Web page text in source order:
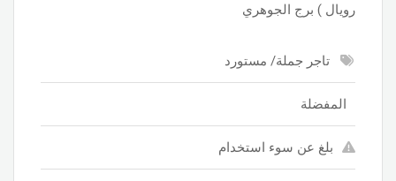
رويال ) برج الجوهري
تاجر جملة/ مستورد
المفضلة
بلغ عن سوء استخدام